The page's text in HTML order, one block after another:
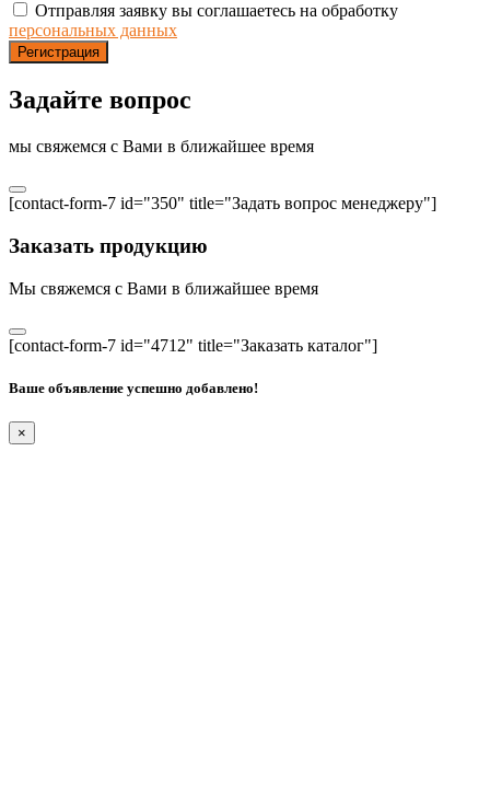
Отправляя заявку вы соглашаетесь на обработку
персональных данных
Регистрация
Задайте вопрос
мы свяжемся с Вами в ближайшее время
[contact-form-7 id="350" title="Задать вопрос менеджеру"]
Заказать продукцию
Мы свяжемся с Вами в ближайшее время
[contact-form-7 id="4712" title="Заказать каталог"]
Ваше объявление успешно добавлено!
×